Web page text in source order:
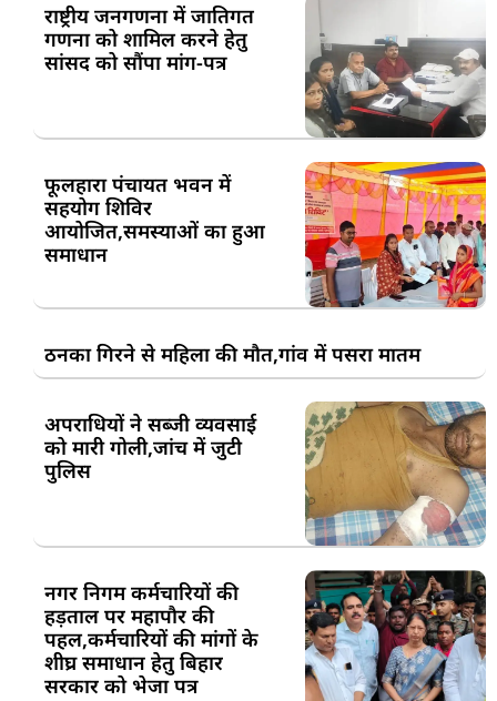
राष्ट्रीय जनगणना में जातिगत
गणना को शामिल करने हेतु
सांसद को सौंपा मांग-पत्र
फूलहारा पंचायत भवन में
सहयोग शिविर
आयोजित,समस्याओं का हुआ
समाधान
ठनका गिरने से महिला की मौत,गांव में पसरा मातम
अपराधियों ने सब्जी व्यवसाई
को मारी गोली,जांच में जुटी
पुलिस
नगर निगम कर्मचारियों की
हड़ताल पर महापौर की
पहल,कर्मचारियों की मांगों के
शीघ्र समाधान हेतु बिहार
सरकार को भेजा पत्र